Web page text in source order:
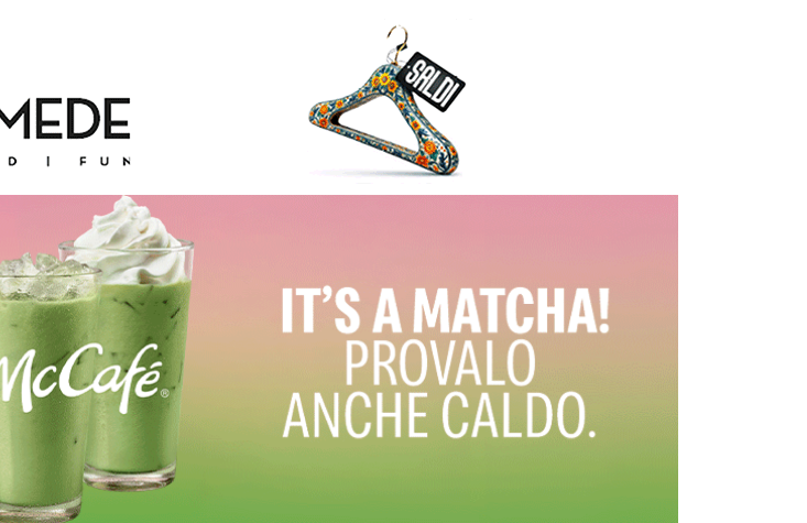
PUBBLICITÀ ELETTORALE